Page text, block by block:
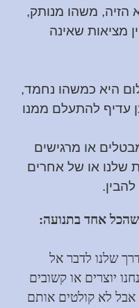
הזיה, משהו מנותק,
מציאות שאינה
היא כמשהו נחמד,
עדיף להתעלם ממנו
או מרגישים
שלנו או של אחרים
שהכל אחד בתנועה:
שלנו לדבר אל
יוצרים או קשובים
אבל לא קולטים אותם